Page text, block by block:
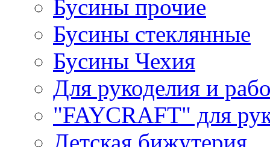
Бусины прочие
Бусины стеклянные
Бусины Чехия
Для рукоделия и
"FAYCRAFT" для
Детская бижутерия